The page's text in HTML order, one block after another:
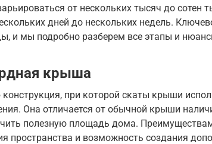
от нескольких тысяч до сотен
дней до нескольких недель.
и мы подробно разберем все этапы и
крыша
при которой скаты крыши
Она отличается от обычной крыши
полезную площадь дома.
пространства и возможность создания